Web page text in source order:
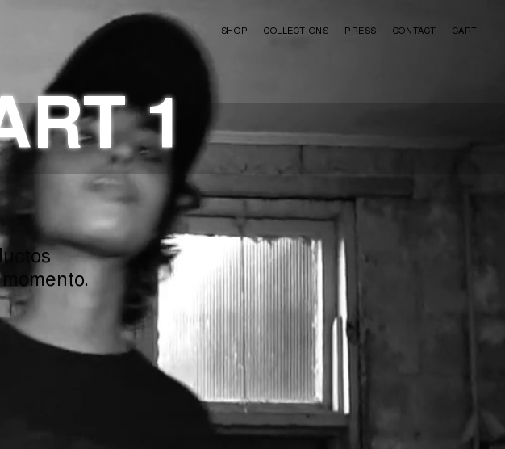
SHOP COLLECTIONS PRESS CONTACT CART
1